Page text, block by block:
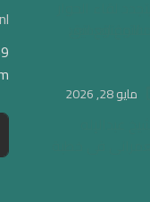
مايو 28, 2026